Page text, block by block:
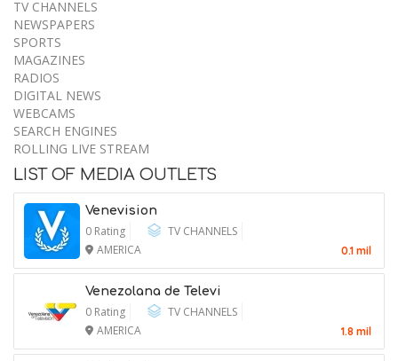
A Democrat Sounds the Alarm on
Christian Nationalism in Congress
TV CHANNELS
NEWSPAPERS
SPORTS
MAGAZINES
RADIOS
DIGITAL NEWS
WEBCAMS
SEARCH ENGINES
ROLLING LIVE STREAM
LIST OF MEDIA OUTLETS
Venevision
0 Rating
TV CHANNELS
AMERICA
0.1 mil
Venezolana de Televi
0 Rating
TV CHANNELS
AMERICA
1.8 mil